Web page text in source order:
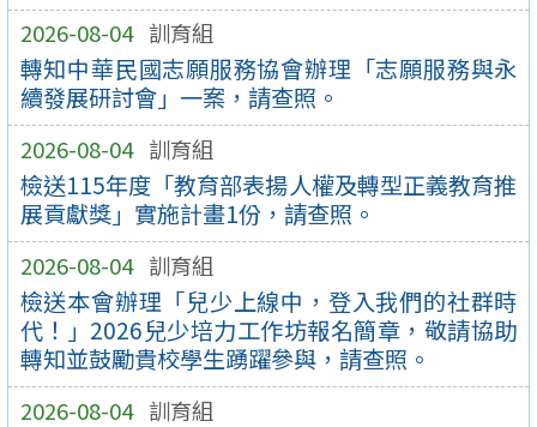
2026-08-04 訓育組
轉知中華民國志願服務協會辦理「志願服務與永
續發展研討會」一案，請查照。
2026-08-04 訓育組
檢送115年度「教育部表揚人權及轉型正義教育推
展貢獻獎」實施計畫1份，請查照。
2026-08-04 訓育組
檢送本會辦理「兒少上線中，登入我們的社群時
代！」2026兒少培力工作坊報名簡章，敬請協助
轉知並鼓勵貴校學生踴躍參與，請查照。
2026-08-04 訓育組